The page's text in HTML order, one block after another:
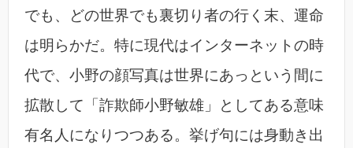
でも、どの世界でも裏切り者の行く末、運命
は明らかだ。特に現代はインターネットの時
代で、小野の顔写真は世界にあっという間に
拡散して「詐欺師小野敏雄」としてある意味
有名人になりつつある。挙げ句には身動き出